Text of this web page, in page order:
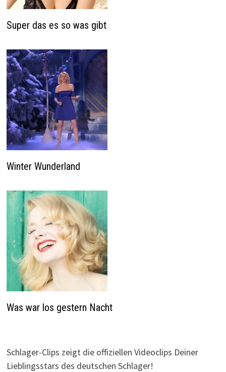
Super das es so was gibt
Winter Wunderland
Was war los gestern Nacht
Schlager-Clips zeigt die offiziellen Videoclips Deiner
Lieblingsstars des deutschen Schlager!